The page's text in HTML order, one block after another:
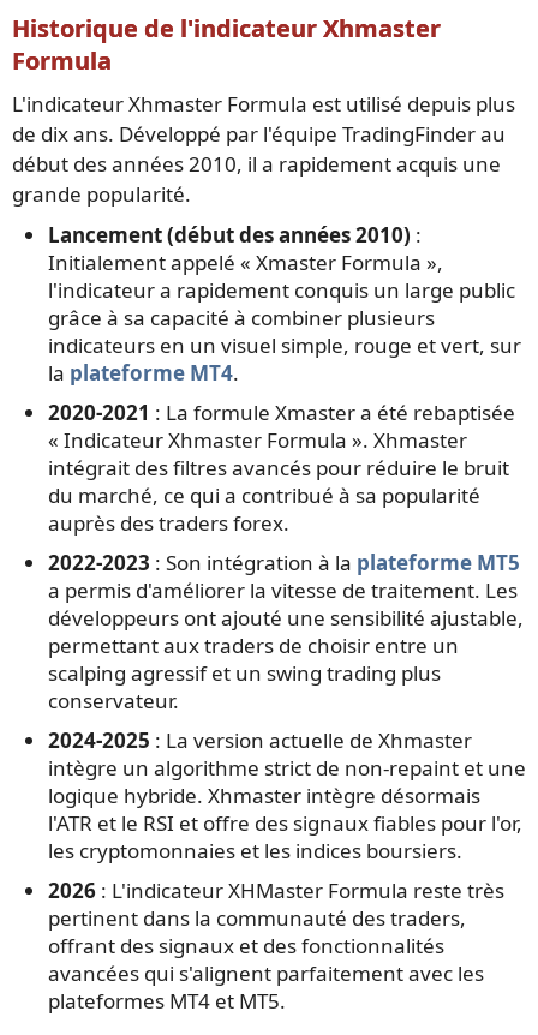
Historique de l'indicateur Xhmaster
Formula
L'indicateur Xhmaster Formula est utilisé depuis plus
de dix ans. Développé par l'équipe TradingFinder au
début des années 2010, il a rapidement acquis une
grande popularité.
Lancement (début des années 2010) :
Initialement appelé « Xmaster Formula »,
l'indicateur a rapidement conquis un large public
grâce à sa capacité à combiner plusieurs
indicateurs en un visuel simple, rouge et vert, sur
la plateforme MT4.
2020-2021 : La formule Xmaster a été rebaptisée
« Indicateur Xhmaster Formula ». Xhmaster
intégrait des filtres avancés pour réduire le bruit
du marché, ce qui a contribué à sa popularité
auprès des traders forex.
2022-2023 : Son intégration à la plateforme MT5
a permis d'améliorer la vitesse de traitement. Les
développeurs ont ajouté une sensibilité ajustable,
permettant aux traders de choisir entre un
scalping agressif et un swing trading plus
conservateur.
2024-2025 : La version actuelle de Xhmaster
intègre un algorithme strict de non-repaint et une
logique hybride. Xhmaster intègre désormais
l'ATR et le RSI et offre des signaux fiables pour l'or,
les cryptomonnaies et les indices boursiers.
2026 : L'indicateur XHMaster Formula reste très
pertinent dans la communauté des traders,
offrant des signaux et des fonctionnalités
avancées qui s'alignent parfaitement avec les
plateformes MT4 et MT5.